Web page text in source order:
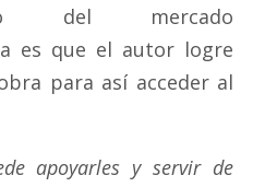
del mercado
es que el autor logre
para así acceder al
apoyarles y servir de